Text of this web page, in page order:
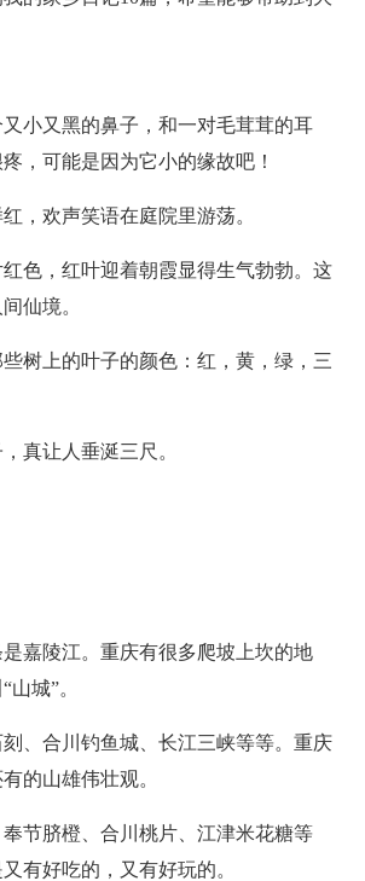
小又黑的鼻子，和一对毛茸茸的耳
，可能是因为它小的缘故吧！
，欢声笑语在庭院里游荡。
色，红叶迎着朝霞显得生气勃勃。这
仙境。
树上的叶子的颜色：红，黄，绿，三
真让人垂涎三尺。
嘉陵江。重庆有很多爬坡上坎的地
城”。
、合川钓鱼城、长江三峡等等。重庆
的山雄伟壮观。
节脐橙、合川桃片、江津米花糖等
有好吃的，又有好玩的。